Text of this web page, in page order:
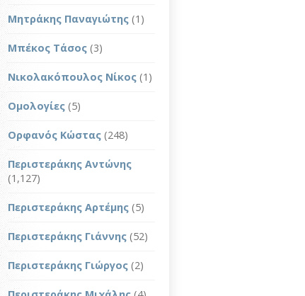
Μητράκης Παναγιώτης (1)
Μπέκος Τάσος (3)
Νικολακόπουλος Νίκος (1)
Ομολογίες (5)
Ορφανός Κώστας (248)
Περιστεράκης Αντώνης
(1,127)
Περιστεράκης Αρτέμης (5)
Περιστεράκης Γιάννης (52)
Περιστεράκης Γιώργος (2)